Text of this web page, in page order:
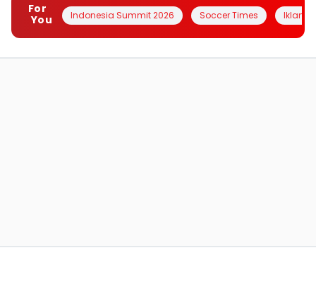
For
You
Indonesia Summit 2026 Soccer Times Iklanin